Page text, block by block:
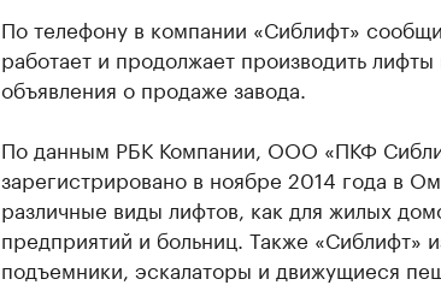
По телефону в компании «Сиблифт»
работает и продолжает производить
объявления о продаже завода.
По данным РБК Компании, ООО «ПКФ
зарегистрировано в ноябре 2014 года в
различные виды лифтов, как для жилых
предприятий и больниц. Также «Сиблифт»
подъемники, эскалаторы и движущиеся